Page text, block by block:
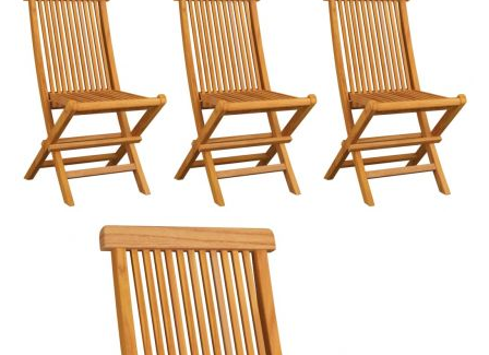
В наличност: 13 бр.
Време за доставка: 5 до 9 дни
Безплатна доставка до адрес при плащане по банков път
Фино шлайфано твърдо тиково дърво с
финиш на водна основа
47 x 60 x 89 см (Ш x Д x В)
8720286298558
Височина на седалката
46 см
37 см